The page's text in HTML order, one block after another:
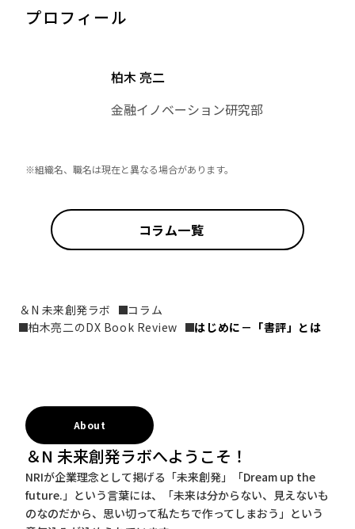
プロフィール
柏木 亮二
金融イノベーション研究部
※組織名、職名は現在と異なる場合があります。
コラム一覧
＆N 未来創発ラボ
コラム
柏木亮二のDX Book Review
はじめに－「書評」とは
About
＆N 未来創発ラボへようこそ！
NRIが企業理念として掲げる「未来創発」「Dream up the
future.」という言葉には、「未来は分からない、見えないも
のなのだから、思い切って私たちで作ってしまおう」という